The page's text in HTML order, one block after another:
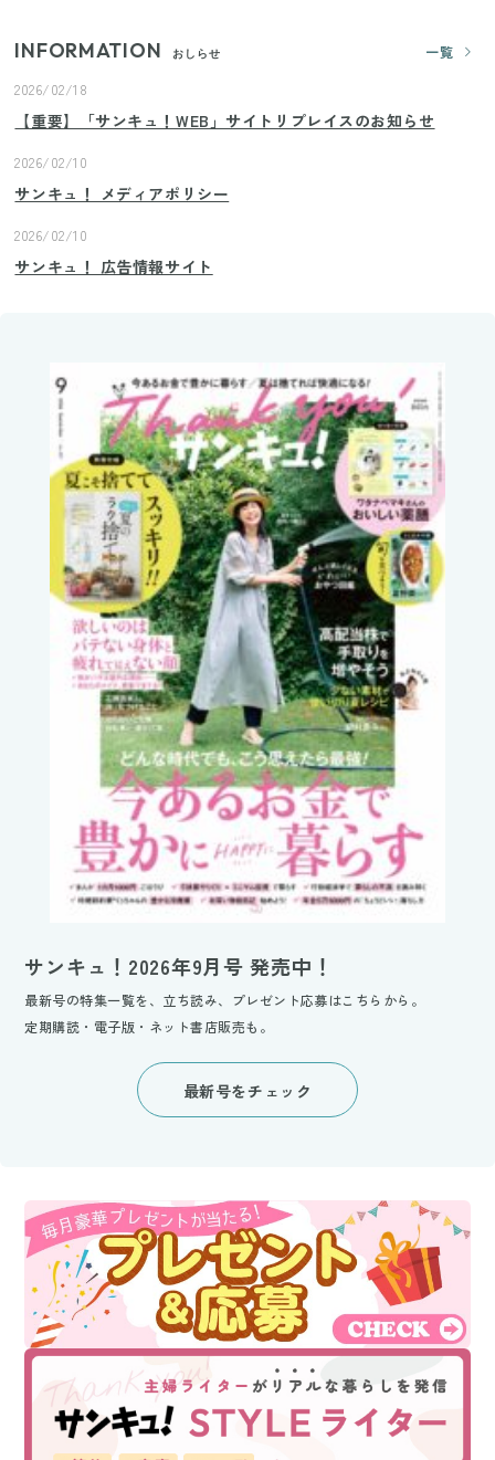
INFORMATION おしらせ
一覧
2026/02/18
【重要】「サンキュ！WEB」サイトリプレイスのお知らせ
2026/02/10
サンキュ！ メディアポリシー
2026/02/10
サンキュ！ 広告情報サイト
サンキュ！2026年9月号 発売中！
最新号の特集一覧を、立ち読み、プレゼント応募はこちらから。
定期購読・電子版・ネット書店販売も。
最新号をチェック